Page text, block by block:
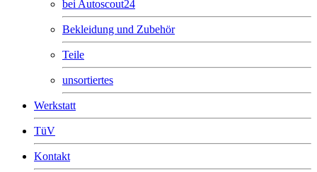
bei Autoscout24
Bekleidung und Zubehör
Teile
unsortiertes
Werkstatt
TüV
Kontakt